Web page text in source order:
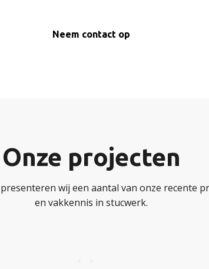
Neem contact op
Onze projecten
wij een aantal van onze recente
en vakkennis in stucwerk.